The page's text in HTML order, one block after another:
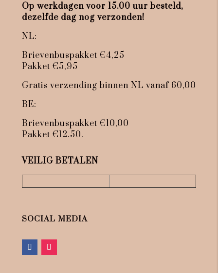
Op werkdagen voor 15.00 uur besteld,
dezelfde dag nog verzonden!
NL:
Brievenbuspakket €4,25
Pakket €5,95
Gratis verzending binnen NL vanaf 60,00
BE:
Brievenbuspakket €10,00
Pakket €12.50.
VEILIG BETALEN
SOCIAL MEDIA